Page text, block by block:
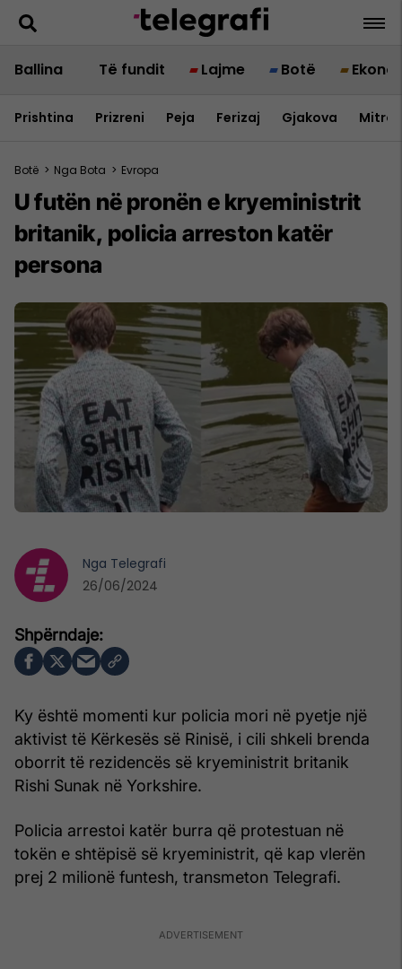
Ballina Të fundit Lajme Botë
Prishtina Prizreni Peja Ferizaj Gjakova
Botë > Nga Bota > Evropa
U futën në pronën e kryeministrit
britanik, policia arreston katër
persona
Ky është momenti kur policia mori në pyetje një
aktivist të Kërkesës së Rinisë, i cili shkeli brenda
oborrit të rezidencës së kryeministrit britanik
Rishi Sunak në Yorkshire.
Policia arrestoi katër burra që protestuan në
tokën e shtëpisë së kryeministrit, që kap vlerën
prej 2 milionë funtesh, transmeton Telegrafi.
Nga Telegrafi
26/06/2024